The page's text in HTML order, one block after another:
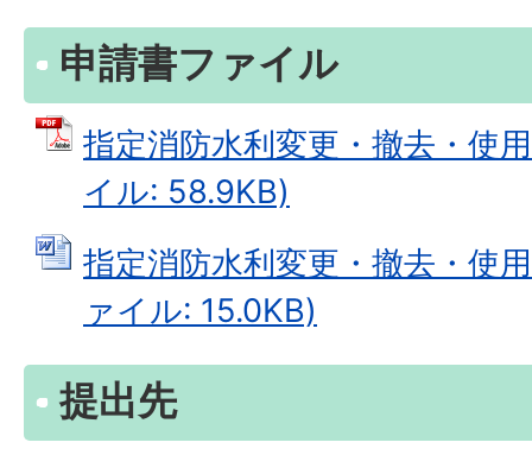
申請書ファイル
指定消防水利変更・撤去・使
イル: 58.9KB)
指定消防水利変更・撤去・使
ァイル: 15.0KB)
提出先